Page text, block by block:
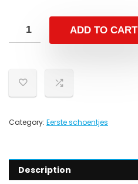
ADD TO CART
Category: Eerste schoentjes
Description